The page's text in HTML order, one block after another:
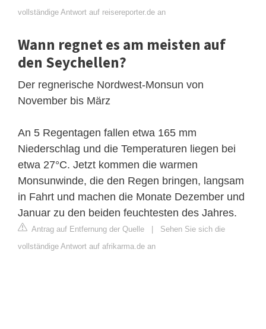
vollständige Antwort auf reisereporter.de an
Wann regnet es am meisten auf
den Seychellen?
Der regnerische Nordwest-Monsun von
November bis März
An 5 Regentagen fallen etwa 165 mm
Niederschlag und die Temperaturen liegen bei
etwa 27°C. Jetzt kommen die warmen
Monsunwinde, die den Regen bringen, langsam
in Fahrt und machen die Monate Dezember und
Januar zu den beiden feuchtesten des Jahres.
Antrag auf Entfernung der Quelle | Sehen Sie sich die
vollständige Antwort auf afrikarma.de an